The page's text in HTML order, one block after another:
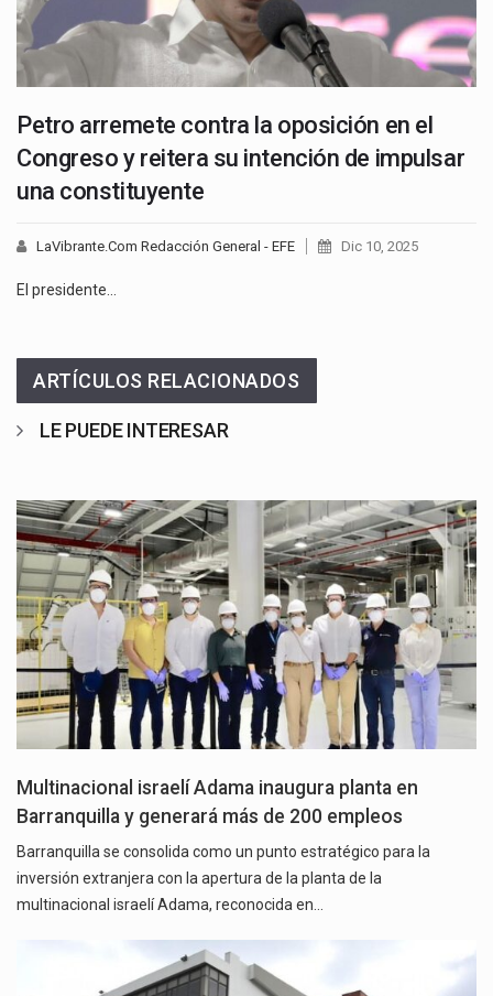
Petro arremete contra la oposición en el
Congreso y reitera su intención de impulsar
una constituyente
LaVibrante.Com Redacción General - EFE Dic 10, 2025
El presidente…
ARTÍCULOS RELACIONADOS
LE PUEDE INTERESAR
Multinacional israelí Adama inaugura planta en
Barranquilla y generará más de 200 empleos
Barranquilla se consolida como un punto estratégico para la
inversión extranjera con la apertura de la planta de la
multinacional israelí Adama, reconocida en…